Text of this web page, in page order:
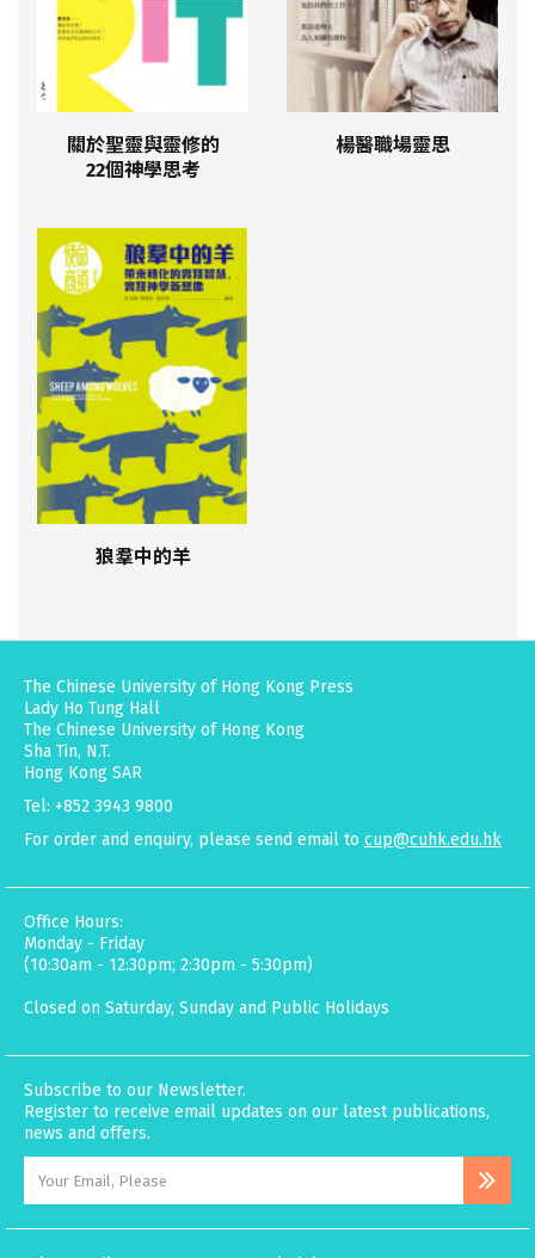
關於聖靈與靈修的
22個神學思考​
楊醫職場靈思
狼羣中的羊
The Chinese University of Hong Kong Press
Lady Ho Tung Hall
The Chinese University of Hong Kong
Sha Tin, N.T.
Hong Kong SAR
Tel: +852 3943 9800
For order and enquiry, please send email to cup@cuhk.edu.hk
Office Hours:
Monday - Friday
(10:30am - 12:30pm; 2:30pm - 5:30pm)
Closed on Saturday, Sunday and Public Holidays
Subscribe to our Newsletter.
Register to receive email updates on our latest publications,
news and offers.